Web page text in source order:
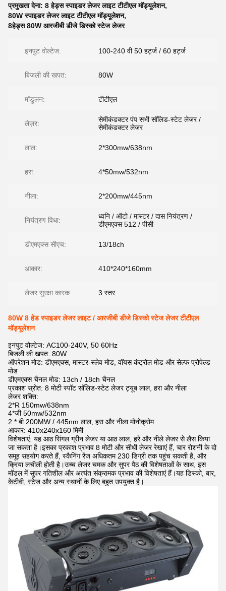
प्रमुखता देना: 8 हेड्स स्पाइडर लेजर लाइट टीटीएल मॉड्यूलेशन,
80W स्पाइडर लेजर लाइट टीटीएल मॉड्यूलेशन,
8हेड्स 80W आरजीबी डीजे डिस्को स्टेज लेजर
इनपुट वोल्टेज: 100-240 वी 50 हर्ट्ज / 60 हर्ट्ज
बिजली की खपत: 80W
मॉडुलन: टीटीएल
लेज़र:
सेमीकंडक्टर पंप सभी सॉलिड-स्टेट लेजर /
सेमीकंडक्टर लेजर
लाल: 2*300mw/638nm
हरा: 4*50mw/532nm
नीला: 2*200mw/445nm
नियंत्रण विधा:
ध्वनि / ऑटो / मास्टर / दास नियंत्रण /
डीएमएक्स 512 / पीसी
डीएमएक्स सीएच: 13/18ch
आकार: 410*240*160mm
लेजर सुरक्षा कारक: 3 स्तर
80W 8 हेड स्पाइडर लेजर लाइट / आरजीबी डीजे डिस्को स्टेज लेजर टीटीएल
मॉड्यूलेशन
इनपुट वोल्टेज: AC100-240V, 50 60Hz
बिजली की खपत: 80W
ऑपरेशन मोड: डीएमएक्स, मास्टर-स्लेव मोड, वॉयस कंट्रोल मोड और सेल्फ प्रोपेल्ड
मोड
डीएमएक्स चैनल मोड: 13ch / 18ch चैनल
प्रकाश स्रोत: 8 मोटी स्पॉट सॉलिड-स्टेट लेजर ट्यूब लाल, हरा और नीला
लेजर शक्ति:
2*R 150mw/638nm
4*जी 50mw/532nm
2 * बी 200MW / 445nm लाल, हरा और नीला मोनोक्रोम
आकार: 410x240x160 मिमी
विशेषताएं: यह आठ सिंगल ग्रीन लेजर या आठ लाल, हरे और नीले लेजर से लैस किया
जा सकता है।इसका प्रकाश प्रभाव 8 मोटी और सीधी लेजर रेखाएं हैं, चार रोशनी के दो
समूह सहयोग करते हैं, स्कैनिंग रेंज अधिकतम 230 डिग्री तक पहुंच सकती है, और
क्रिया लचीली होती है।उच्च लेजर चमक और सुपर पैठ की विशेषताओं के साथ, इस
मॉडल में सुपर गतिशील और अत्यंत संक्रामक प्रभाव की विशेषताएं हैं।यह डिस्को, बार,
केटीवी, स्टेज और अन्य स्थानों के लिए बहुत उपयुक्त है।